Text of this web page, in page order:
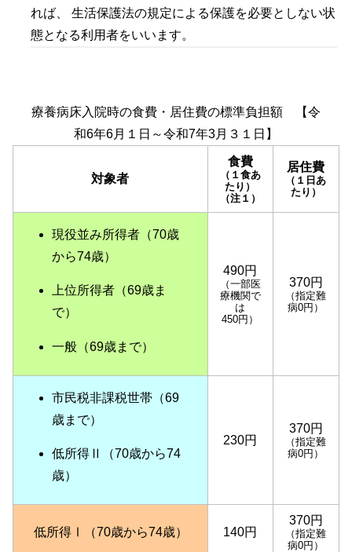
れば、 生活保護法の規定による保護を必要としない状
態となる利用者をいいます。
療養病床入院時の食費・居住費の標準負担額 【令
和6年6月１日～令和7年3月３１日】
対象者
食費
（１食あ
たり）
（注１）
居住費
（１日あ
たり）
現役並み所得者（70歳
から74歳）
上位所得者（69歳ま
で）
一般（69歳まで）
490円
（一部医
療機関で
は
450円）
370円
（指定難
病0円）
市民税非課税世帯（69
歳まで）
低所得Ⅱ（70歳から74
歳）
230円
370円
（指定難
病0円）
低所得Ⅰ（70歳から74歳） 140円
370円
（指定難
病0円）